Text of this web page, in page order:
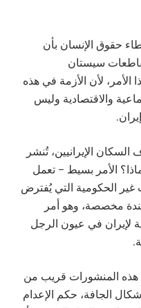
حقوق الإنسان بأن
سيستان
الأمر، لأن الأزمة في هذه
والاقتصادية وليس
السكان الإيرانيين، تُنشر
الأمر بسيط – تعمل
الحكومية التي يُفترض
مخصصة، وهو أمر
لإيران في عيون الرجل
المنشورات قريب من
الجافة، حكم الإعدام